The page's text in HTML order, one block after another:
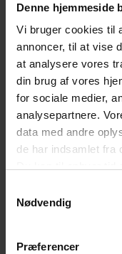
Denne hjemmeside
Vi bruger cookies til
annoncer, til at vise
at analysere vores
din brug af vores
for sociale medier,
analysepartnere.
data med andre
de har indsamlet fra
hjørne på websitet.
Nødvendig
Præferencer
Ny byggeprognose:
bliver vækstmotor for
LÆS MERE
KRÆVER
Du skal